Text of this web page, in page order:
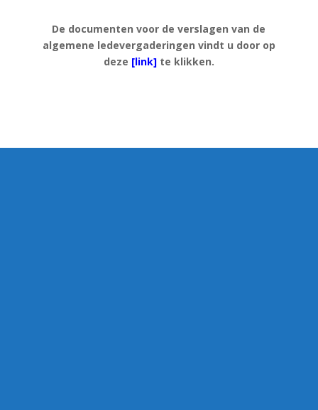
De documenten voor de verslagen van de
algemene ledevergaderingen vindt u door op
deze [link] te klikken.